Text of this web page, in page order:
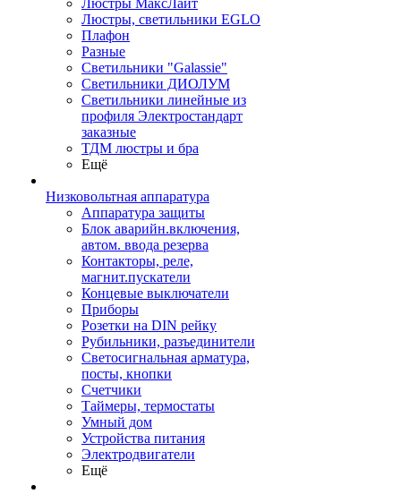
Люстры МаксЛайт
Люстры, светильники EGLO
Плафон
Разные
Светильники "Galassie"
Светильники ДИОЛУМ
Светильники линейные из
профиля Электростандарт
заказные
ТДМ люстры и бра
Ещё
Низковольтная аппаратура
Аппаратура защиты
Блок аварийн.включения,
автом. ввода резерва
Контакторы, реле,
магнит.пускатели
Концевые выключатели
Приборы
Розетки на DIN рейку
Рубильники, разъединители
Светосигнальная арматура,
посты, кнопки
Счетчики
Таймеры, термостаты
Умный дом
Устройства питания
Электродвигатели
Ещё